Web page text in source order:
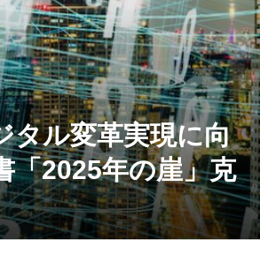
タル変革実現に向
「2025年の崖」克